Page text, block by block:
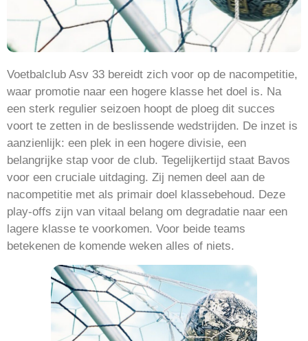
Voetbalclub Asv 33 bereidt zich voor op de nacompetitie,
waar promotie naar een hogere klasse het doel is. Na
een sterk regulier seizoen hoopt de ploeg dit succes
voort te zetten in de beslissende wedstrijden. De inzet is
aanzienlijk: een plek in een hogere divisie, een
belangrijke stap voor de club. Tegelijkertijd staat Bavos
voor een cruciale uitdaging. Zij nemen deel aan de
nacompetitie met als primair doel klassebehoud. Deze
play-offs zijn van vitaal belang om degradatie naar een
lagere klasse te voorkomen. Voor beide teams
betekenen de komende weken alles of niets.